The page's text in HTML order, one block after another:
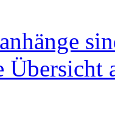
Übersicht